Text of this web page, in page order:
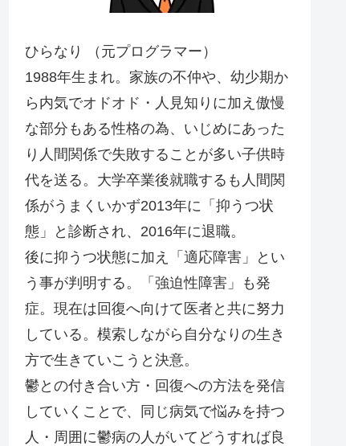
ひらなり （元プログラマー）
1988年生まれ。家族の不仲や、幼少期か
ら内気でオドオド・人見知りに加え傲慢
な部分もある性格の為、いじめにあった
り人間関係で失敗することが多い子供時
代を送る。大学卒業後就職するも人間関
係がうまくいかず2013年に「抑うつ状
態」と診断され、2016年に退職。
後に抑うつ状態に加え「適応障害」とい
う事が判明する。「強迫性障害」も発
症。現在は回復へ向けて医者と共に努力
している。模索しながら自分なりの生き
方で生きていこうと決意。
鬱との付き合い方・回復への方法を発信
していくことで、同じ病気で悩みを持つ
人・周囲に鬱病の人がいてどうすれば良